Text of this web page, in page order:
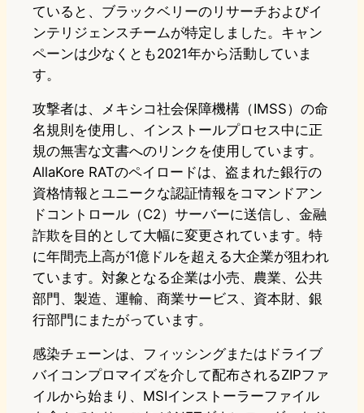
ていると、ブラックベリーのリサーチおよびイ
ンテリジェンスチームが特定しました。キャン
ペーンは少なくとも2021年から活動していま
す。
攻撃者は、メキシコ社会保障機構（IMSS）の命
名規則を使用し、インストールプロセス中に正
規の無害な文書へのリンクを使用しています。
AllaKore RATのペイロードは、盗まれた銀行の
資格情報とユニークな認証情報をコマンドアン
ドコントロール（C2）サーバーに送信し、金融
詐欺を目的として大幅に変更されています。特
に年間売上高が1億ドルを超える大企業が狙われ
ています。対象となる企業は小売、農業、公共
部門、製造、運輸、商業サービス、資本財、銀
行部門にまたがっています。
感染チェーンは、フィッシングまたはドライブ
バイコンプロマイズを介して配布されるZIPファ
イルから始まり、MSIインストーラーファイル